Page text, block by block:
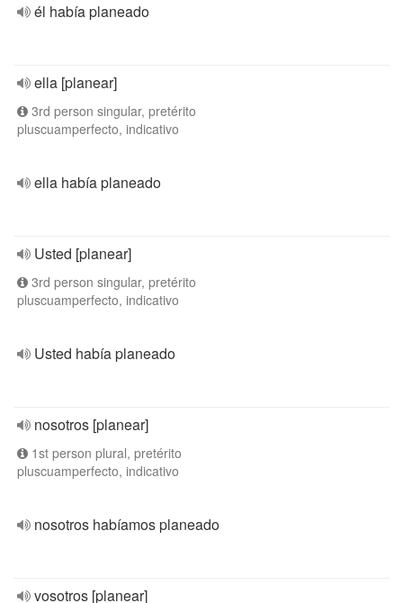
él había planeado
ella [planear]
3rd person singular, pretérito
pluscuamperfecto, indicativo
ella había planeado
Usted [planear]
3rd person singular, pretérito
pluscuamperfecto, indicativo
Usted había planeado
nosotros [planear]
1st person plural, pretérito
pluscuamperfecto, indicativo
nosotros habíamos planeado
vosotros [planear]